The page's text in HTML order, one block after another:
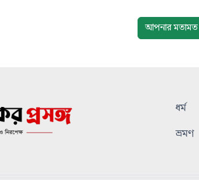
আপনার মতামত
ধর্ম
ভ্রমণ